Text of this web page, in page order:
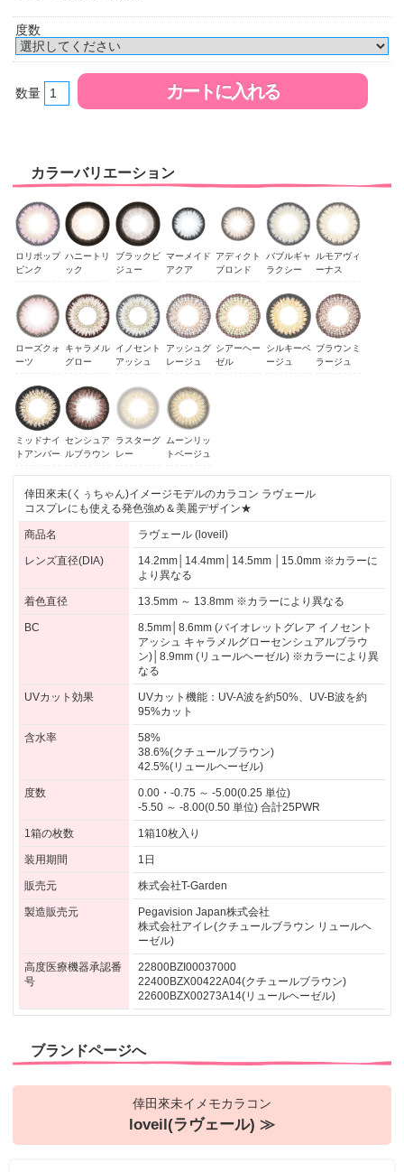
度数
数量
カラーバリエーション
ロリポップ
ピンク
ハニートリ
ック
ブラックビ
ジュー
マーメイド
アクア
アディクト
ブロンド
バブルギャ
ラクシー
ルモアヴィ
ーナス
ローズクォ
ーツ
キャラメル
グロー
イノセント
アッシュ
アッシュグ
レージュ
シアーヘー
ゼル
シルキーベ
ージュ
ブラウンミ
ラージュ
ミッドナイ
トアンバー
センシュア
ルブラウン
ラスターグ
レー
ムーンリッ
トベージュ
倖田來未(くぅちゃん)イメージモデルのカラコン ラヴェール
コスプレにも使える発色強め＆美麗デザイン★
商品名 ラヴェール (loveil)
レンズ直径(DIA)
14.2mm│14.4mm│14.5mm │15.0mm ※カラーに
より異なる
着色直径 13.5mm ～ 13.8mm ※カラーにより異なる
BC
8.5mm│8.6mm (バイオレットグレア イノセント
アッシュ キャラメルグローセンシュアルブラウ
ン)│8.9mm (リュールヘーゼル) ※カラーにより異
なる
UVカット効果
UVカット機能：UV-A波を約50%、UV-B波を約
95%カット
含水率
58%
38.6%(クチュールブラウン)
42.5%(リュールヘーゼル)
度数
0.00・-0.75 ～ -5.00(0.25 単位)
-5.50 ～ -8.00(0.50 単位) 合計25PWR
1箱の枚数 1箱10枚入り
装用期間 1日
販売元 株式会社T-Garden
製造販売元
Pegavision Japan株式会社
株式会社アイレ(クチュールブラウン リュールヘ
ーゼル)
高度医療機器承認番
号
22800BZI00037000
22400BZX00422A04(クチュールブラウン)
22600BZX00273A14(リュールヘーゼル)
ブランドページへ
倖田來未イメモカラコン
loveil(ラヴェール) ≫